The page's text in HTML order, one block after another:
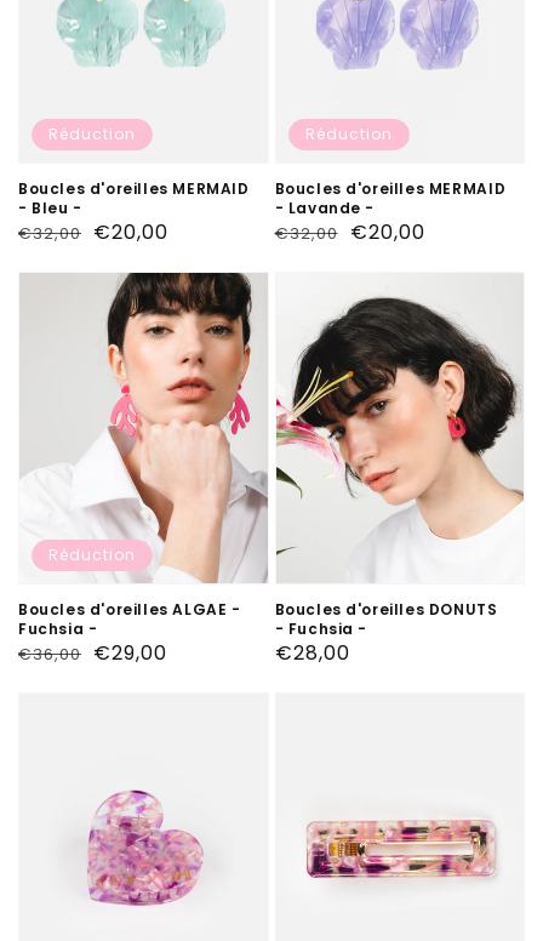
Boucles d'oreilles MERMAID
- Bleu -
Prix
€32,00 Prix
€20,00
Réduction
Boucles d'oreilles MERMAID
- Lavande -
Prix
€32,00
Prix
€20,00
Réduction
Boucles d'oreilles ALGAE -
Fuchsia -
Prix
€36,00 Prix
€29,00
Réduction
Boucles d'oreilles DONUTS
- Fuchsia -
Prix
€28,00